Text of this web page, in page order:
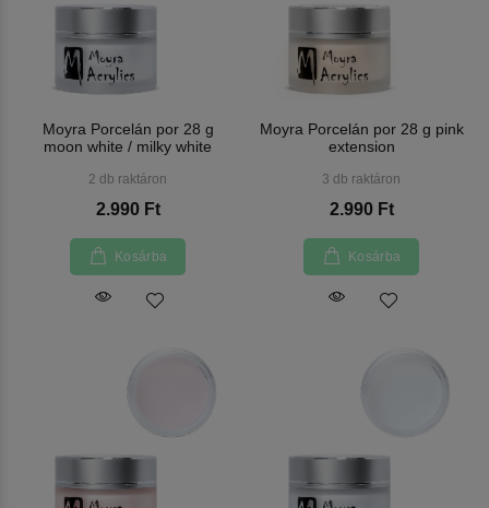
Moyra Porcelán por 28 g
moon white / milky white
2 db raktáron
2.990 Ft
Kosárba
Moyra Porcelán por 28 g pink
extension
3 db raktáron
2.990 Ft
Kosárba